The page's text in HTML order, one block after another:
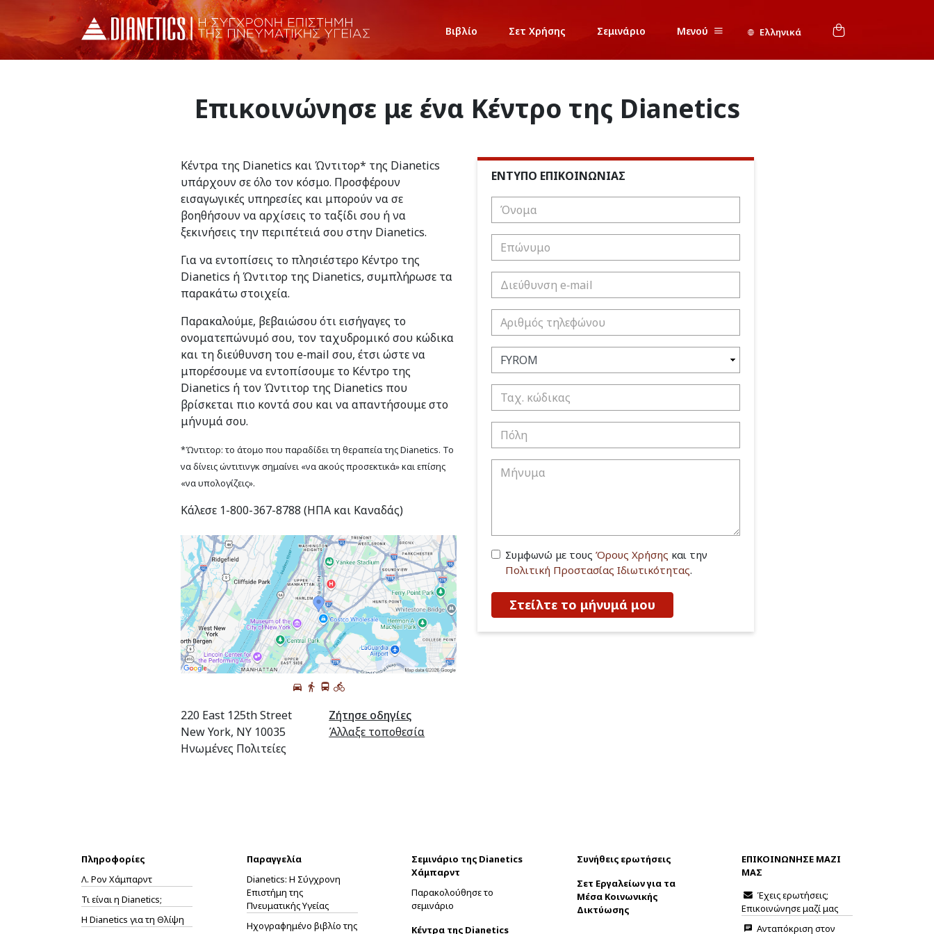
Βιβλίο Σετ Χρήσης Σεμινάριο Μενού Ελληνικά
Επικοινώνησε με ένα Κέντρο της Dianetics
Κέντρα της Dianetics και Ώντιτορ* της Dianetics
υπάρχουν σε όλο τον κόσμο. Προσφέρουν
εισαγωγικές υπηρεσίες και μπορούν να σε
βοηθήσουν να αρχίσεις το ταξίδι σου ή να
ξεκινήσεις την περιπέτειά σου στην Dianetics.
Για να εντοπίσεις το πλησιέστερο Κέντρο της
Dianetics ή Ώντιτορ της Dianetics, συμπλήρωσε τα
παρακάτω στοιχεία.
Παρακαλούμε, βεβαιώσου ότι εισήγαγες το
ονοματεπώνυμό σου, τον ταχυδρομικό σου κώδικα
και τη διεύθυνση του e‑mail σου, έτσι ώστε να
μπορέσουμε να εντοπίσουμε το Κέντρο της
Dianetics ή τον Ώντιτορ της Dianetics που
βρίσκεται πιο κοντά σου και να απαντήσουμε στο
μήνυμά σου.
*Ώντιτορ: το άτομο που παραδίδει τη θεραπεία της Dianetics. Το
να δίνεις ώντιτινγκ σημαίνει «να ακούς προσεκτικά» και επίσης
«να υπολογίζεις».
Κάλεσε 1-800-367-8788 (ΗΠΑ και Καναδάς)
220 East 125th Street
New York, NY 10035
Ηνωμένες Πολιτείες
Ζήτησε οδηγίες
Άλλαξε τοποθεσία
ΕΝΤΥΠΟ ΕΠΙΚΟΙΝΩΝΙΑΣ
Συμφωνώ με τους Όρους Χρήσης και την
Πολιτική Προστασίας Ιδιωτικότητας.
Στείλτε το μήνυμά μου
Πληροφορίες
Λ. Ρον Χάμπαρντ
Τι είναι η Dianetics;
Η Dianetics για τη Θλίψη
Παραγγελία
Dianetics: Η Σύγχρονη
Επιστήμη της
Πνευματικής Υγείας
Ηχογραφημένο βιβλίο της
Σεμινάριο της Dianetics
Χάμπαρντ
Παρακολούθησε το
σεμινάριο
Κέντρα της Dianetics
Συνήθεις ερωτήσεις
Σετ Εργαλείων για τα
Μέσα Κοινωνικής
Δικτύωσης
ΕΠΙΚΟΙΝΩΝΗΣΕ ΜΑΖΙ
ΜΑΣ
Έχεις ερωτήσεις;
Επικοινώνησε μαζί μας
Ανταπόκριση στον